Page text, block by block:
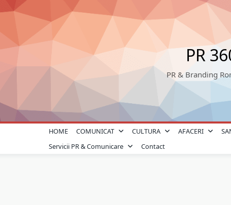
PR
PR & Branding
HOME COMUNICAT CULTURA AFACERI
Servicii PR & Comunicare
Contact